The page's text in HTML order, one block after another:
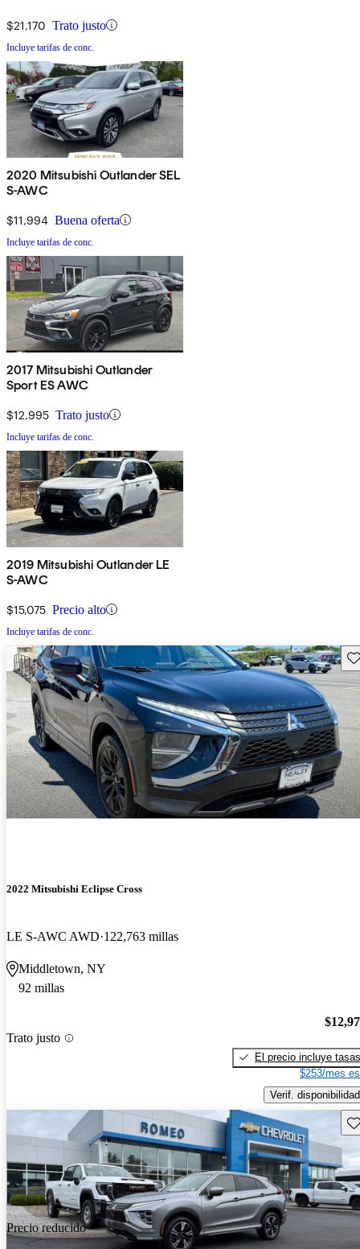
$21,170 Trato justo
Incluye tarifas de conc.
2020 Mitsubishi Outlander SEL
S-AWC
$11,994 Buena oferta
Incluye tarifas de conc.
2017 Mitsubishi Outlander
Sport ES AWC
$12,995 Trato justo
Incluye tarifas de conc.
2019 Mitsubishi Outlander LE
S-AWC
$15,075 Precio alto
Incluye tarifas de conc.
2022 Mitsubishi Eclipse Cross
LE S-AWC AWD 122,763 millas
Middletown, NY
92 millas
Trato justo
El precio incluye tasas
$253/mes
Verif. disponibilidad
Precio reducido